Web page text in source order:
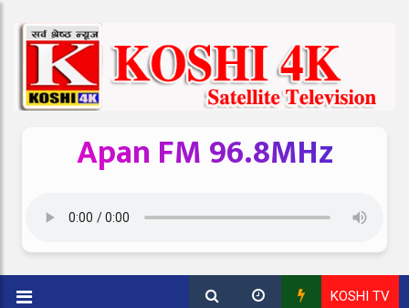
Apan FM 96.8MHz
KOSHI TV